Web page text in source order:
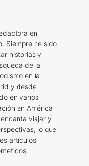
en
Siempre he sido
historias y
de la
en la
y desde
en varios
en América
viajar y
lo que
artículos